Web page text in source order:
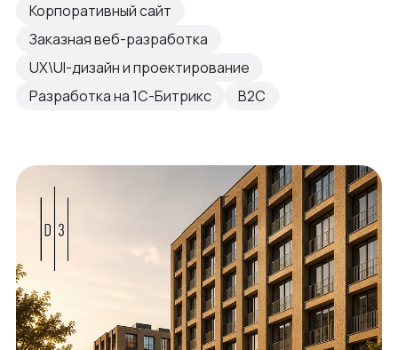
Корпоративный сайт
Заказная веб-разработка
UX\UI-дизайн и проектирование
Разработка на 1С-Битрикс
B2C